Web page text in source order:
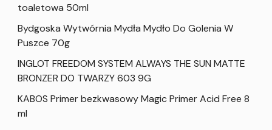
toaletowa 50ml
Bydgoska Wytwórnia Mydła Mydło Do Golenia W
Puszce 70g
INGLOT FREEDOM SYSTEM ALWAYS THE SUN MATTE
BRONZER DO TWARZY 603 9G
KABOS Primer bezkwasowy Magic Primer Acid Free 8
ml